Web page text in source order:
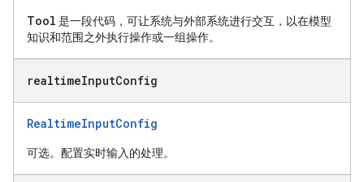
Tool 是一段代码，可让系统与外部系统进行交互，以在模型
知识和范围之外执行操作或一组操作。
realtimeInputConfig
RealtimeInputConfig
可选。配置实时输入的处理。